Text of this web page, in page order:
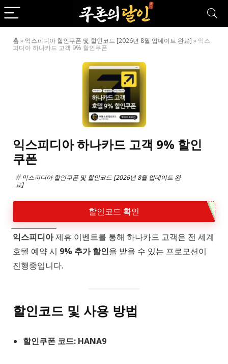
홈 » 익스피디아 할인쿠폰 및 할인코드 [2026년 8월 업데이트 완료] » 익스
피디아 하나카드 고객 9% 할인쿠폰
익스피디아 하나카드 고객 9% 할인
쿠폰
익스피디아 할인쿠폰 및 할인코드 [2026년 8월 업데이트 완
료]
할인코드 확인
익스피디아제휴 이벤트를 통해 하나카드 고객은 전 세계
호텔 예약 시 9% 추가 할인을 받을 수 있는 프로모션이
진행중입니다.
할인코드 및 사용 방법
할인쿠폰 코드: HANA9